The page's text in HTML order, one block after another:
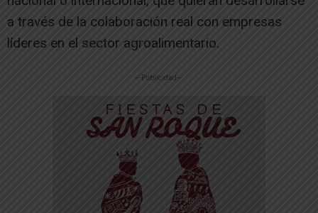
a través de la colaboración real con empresas
líderes en el sector agroalimentario.
-- Publicidad --